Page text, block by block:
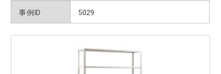
事例ID 5029